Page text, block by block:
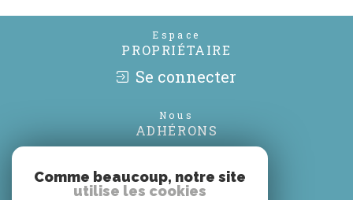
Espace
PROPRIÉTAIRE
Se connecter
Nous
ADHÉRONS
Comme beaucoup, notre site
utilise les cookies